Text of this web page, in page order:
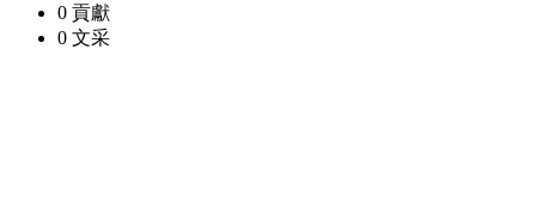
0 貢獻
0 文采